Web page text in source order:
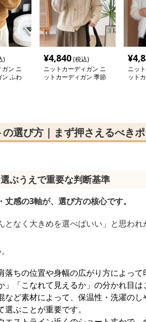
)
ガン ニ
ン ふわ
¥4,840(税込)
ニットカーディガン ニ
ットカーディガン 季節
¥
ニッ
ット
選び方｜まず押さえるべき
ぶうえで重要な判断基準
感の3軸が、選び方の核心です。
なく大きめを選べばいい」と思わ
落ちの位置や身幅の広がり方によって
「こなれて見えるか」の分かれ目は
ど素材によって、保温性・洗濯のし
ぶことが重要です。